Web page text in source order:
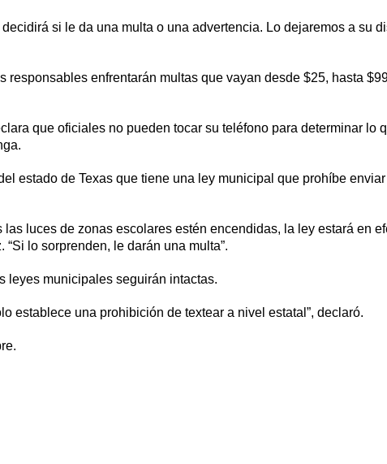
si le da una multa o una advertencia. Lo dejaremos a su
responsables enfrentarán multas que vayan desde $25, hasta
que oficiales no pueden tocar su teléfono para determinar lo
estado de Texas que tiene una ley municipal que prohíbe
luces de zonas escolares estén encendidas, la ley estará en
lo sorprenden, le darán una multa”.
leyes municipales seguirán intactas.
establece una prohibición de textear a nivel estatal”, declaró.